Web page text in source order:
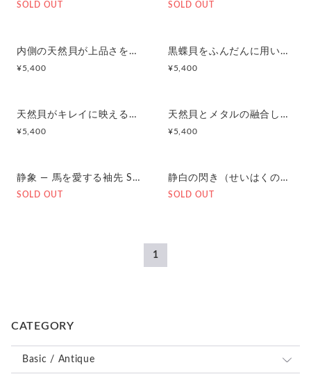
SOLD OUT SOLD OUT
内側の天然貝が上品さを増してくれるカフスボタン Premium 200
¥5,400
黒蝶貝をふんだんに用いたカフスボタン Premium 199
¥5,400
天然貝がキレイに映えるカフスボタン Premium 174
¥5,400
天然貝とメタルの融合したユニークなカフスボタン Premium 104
¥5,400
静象 ― 馬を愛する袖先 Seishō – For the Horse Lover Premium 237
SOLD OUT
静白の閃き（せいはくのひらめき）Quiet Spark in White カフスボタン Premium 248
SOLD OUT
1
CATEGORY
Basic / Antique